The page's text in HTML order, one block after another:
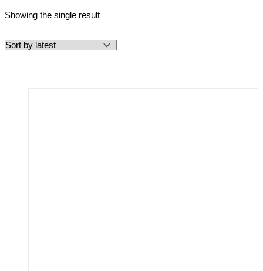
Showing the single result